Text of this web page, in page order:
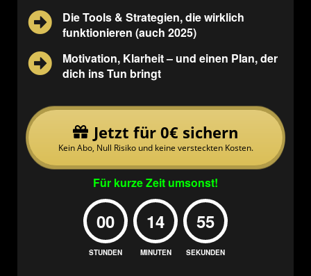
Die Tools & Strategien, die wirklich
funktionieren (auch 2025)
Motivation, Klarheit – und einen Plan, der
dich ins Tun bringt
Jetzt für 0€ sichern
Kein Abo, Null Risiko und keine versteckten Kosten.
Für kurze Zeit umsonst!
00
STUNDEN
14
MINUTEN
55
SEKUNDEN